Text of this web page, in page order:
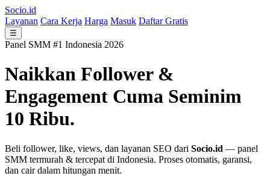
Socio.id
Layanan Cara Kerja Harga Masuk Daftar Gratis
☰
Panel SMM #1 Indonesia 2026
Naikkan Follower &
Engagement Cuma Seminim
10 Ribu.
Beli follower, like, views, dan layanan SEO dari Socio.id — panel
SMM termurah & tercepat di Indonesia. Proses otomatis, garansi,
dan cair dalam hitungan menit.